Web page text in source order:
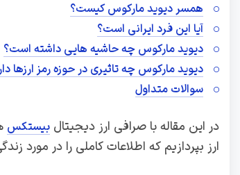
همسر دیوید مارکوس کیست؟
آیا این فرد ایرانی است؟
دیوید مارکوس چه حاشیه هایی داشته است؟
دیوید مارکوس چه تاثیری در حوزه رمز ارزها
سوالات متداول
در این مقاله با صرافی ارز دیجیتال بیستکس
ارز بپردازیم که اطلاعات کاملی را در مورد